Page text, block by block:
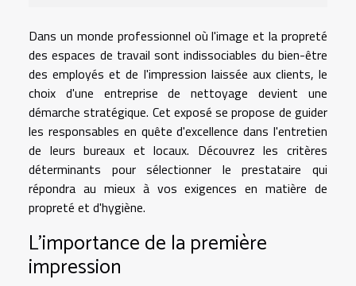
Dans un monde professionnel où l'image et la propreté
des espaces de travail sont indissociables du bien-être
des employés et de l'impression laissée aux clients, le
choix d'une entreprise de nettoyage devient une
démarche stratégique. Cet exposé se propose de guider
les responsables en quête d'excellence dans l'entretien
de leurs bureaux et locaux. Découvrez les critères
déterminants pour sélectionner le prestataire qui
répondra au mieux à vos exigences en matière de
propreté et d'hygiène.
L'importance de la première
impression